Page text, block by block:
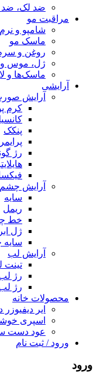
ضد لک،
مراقبت مو
شامپو و
ماسک مو
روغن و
ژل، موس و
ماسک‌ها و
آرایشی
آرایش
کرم
پنکک
پرایمر
رژ
آرایش چشم
سایه
ریمل
خط
ژل
آرایش لب
تینت
رژ
رژ
محصولات خانه
ایر
اسپری
عود دست
ورود / ثبت نام
ورود